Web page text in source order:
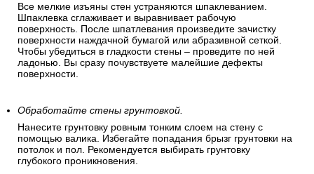
Все мелкие изъяны стен устраняются шпаклеванием.
Шпаклевка сглаживает и выравнивает рабочую
поверхность. После шпатлевания произведите зачистку
поверхности наждачной бумагой или абразивной сеткой.
Чтобы убедиться в гладкости стены – проведите по ней
ладонью. Вы сразу почувствуете малейшие дефекты
поверхности.
Обработайте стены грунтовкой.
Нанесите грунтовку ровным тонким слоем на стену с
помощью валика. Избегайте попадания брызг грунтовки на
потолок и пол. Рекомендуется выбирать грунтовку
глубокого проникновения.